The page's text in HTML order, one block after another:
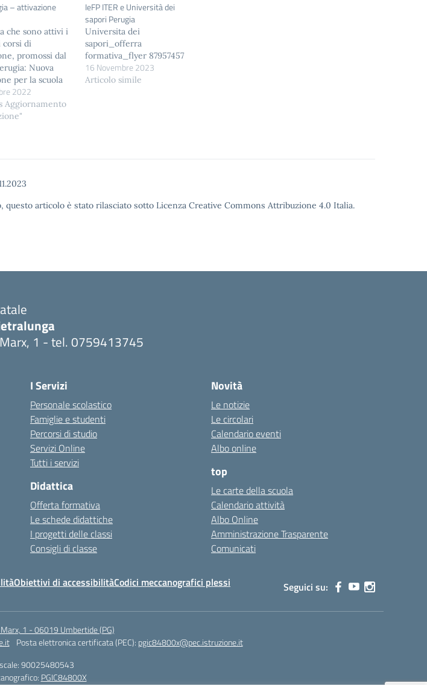
– attivazione
che sono attivi i
corsi di
promossi dal
Nuova
per la scuola
lo stato dell'arte
mercoledì 16
2022 - online
mercoledì
2022
Aggiornamento
IeFP ITER e Università dei
sapori Perugia
Universita dei
sapori_offerra
formativa_flyer 87957457
16 Novembre 2023
Articolo simile
questo articolo è stato rilasciato sotto Licenza Creative Commons Attribuzione 4.0 Italia.
1 - tel. 0759413745
I Servizi
Personale scolastico
Famiglie e studenti
Percorsi di studio
Servizi Online
Tutti i servizi
Didattica
Offerta formativa
Le schede didattiche
I progetti delle classi
Consigli di classe
Novità
Le notizie
Le circolari
Calendario eventi
Albo online
top
Le carte della scuola
Calendario attività
Albo Online
Amministrazione Trasparente
Comunicati
Obiettivi di accessibilitàCodici meccanografici plessi Seguici su:
Marx, 1 - 06019 Umbertide (PG)
Posta elettronica certificata (PEC): pgic84800x@pec.istruzione.it
90025480543
PGIC84800X